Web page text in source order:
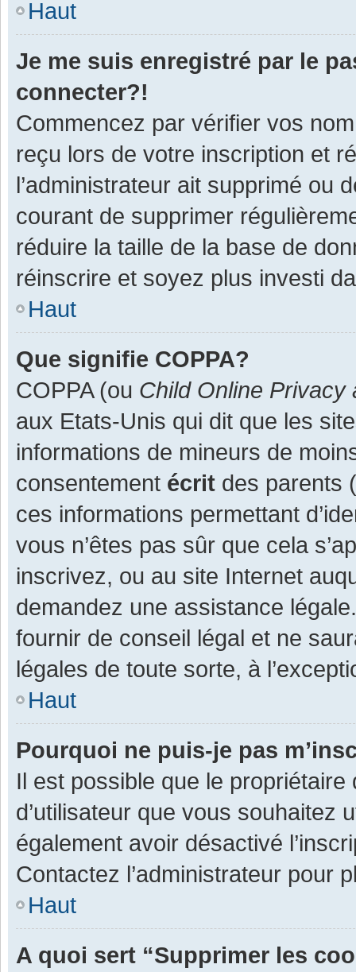
Haut
Je me suis enregistré par le
connecter?!
Commencez par vérifier vos
reçu lors de votre inscription et
l’administrateur ait supprimé ou
courant de supprimer
réduire la taille de la base de
réinscrire et soyez plus investi
Haut
Que signifie COPPA?
COPPA (ou Child Online Privacy
aux Etats-Unis qui dit que les
informations de mineurs de
consentement écrit des parents
ces informations permettant
vous n’êtes pas sûr que cela
inscrivez, ou au site Internet
demandez une assistance
fournir de conseil légal et ne
légales de toute sorte, à
Haut
Pourquoi ne puis-je pas
Il est possible que le
d’utilisateur que vous souhaitez
également avoir désactivé
Contactez l’administrateur pour
Haut
A quoi sert “Supprimer les